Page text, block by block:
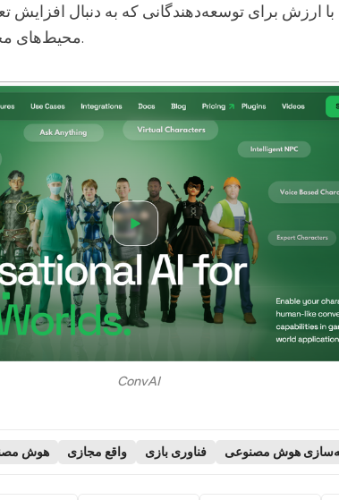
با ارزش برای توسعه‌دهندگانی که به دنبال افزایش
محیط‌های مجازی هستند، تبدیل می‌کند.
ConvAI
هوش واقع مجازی فناوری بازی هوش مصنوعی